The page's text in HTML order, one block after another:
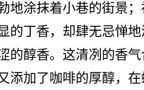
地涂抹着小巷的街景
的丁香，却肆无忌惮
的醇香。这清冽的香
添加了咖啡的厚醇，